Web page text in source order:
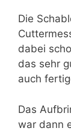
Die
dabei
das sehr
auch
Das
war dann